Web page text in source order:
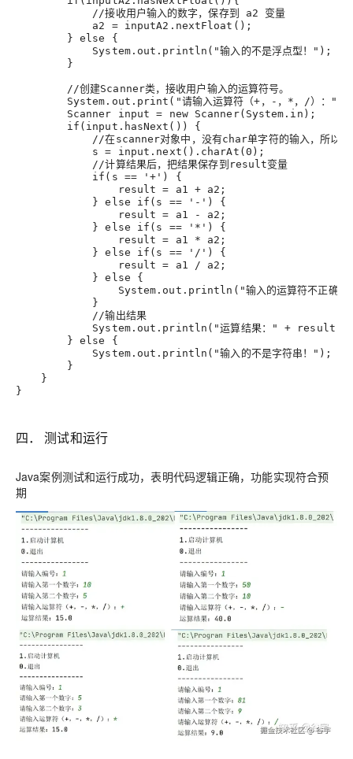
//接收用户输入的数字，保存到 a2 变量
a2 = inputA2.nextFloat() ;
} else {
System.out.println("输入的不是浮点型！") ;
}
//创建Scanner类，接收用户输入的运算符号。
System.out.print("请输入运算符（+，-，*，/）：")
Scanner input = new Scanner(System.in) ;
if(input.hasNext()) {
//在scanner对象中，没有char单字符的输入，所以我们允许
s = input.next().charAt( 0 ) ;
//计算结果后，把结果保存到result变量
if( s == '+' ) {
result = a1 + a2 ;
} else if( s == '-' ) {
result = a1 - a2 ;
} else if( s == '*' ) {
result = a1 * a2 ;
} else if( s == '/' ) {
result = a1 / a2 ;
} else {
System.out.println("输入的运算符不正确")
}
//输出结果
System.out.println("运算结果：" + result)
} else {
System.out.println("输入的不是字符串！") ;
}
}
}
四． 测试和运行
Java案例测试和运行成功，表明代码逻辑正确，功能实现符合预
期